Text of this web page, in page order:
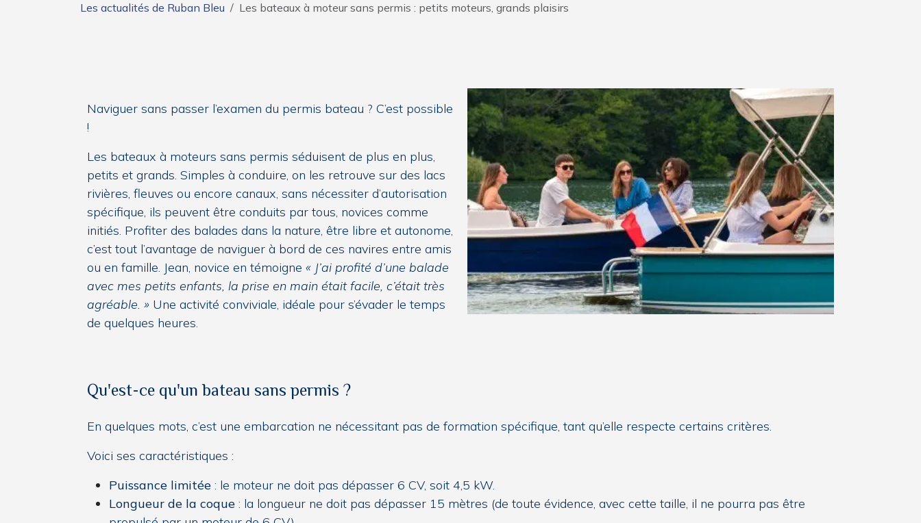
Les actualités de Ruban Bleu Les bateaux à moteur sans permis : petits moteurs, grands plaisirs
Naviguer sans passer l’examen du permis bateau ? C’est possible
!
Les bateaux à moteurs sans permis séduisent de plus en plus,
petits et grands. Simples à conduire, on les retrouve sur des lacs
rivières, fleuves ou encore canaux, sans nécessiter d’autorisation
spécifique, ils peuvent être conduits par tous, novices comme
initiés. Profiter des balades dans la nature, être libre et autonome,
c’est tout l’avantage de naviguer à bord de ces navires entre amis
ou en famille. Jean, novice en témoigne « J’ai profité d’une balade
avec mes petits enfants, la prise en main était facile, c’était très
agréable. » Une activité conviviale, idéale pour s’évader le temps
de quelques heures.
Qu'est-ce qu'un bateau sans permis ?
En quelques mots, c’est une embarcation ne nécessitant pas de formation spécifique, tant qu’elle respecte certains critères.
Voici ses caractéristiques :
Puissance limitée : le moteur ne doit pas dépasser 6 CV, soit 4,5 kW.
Longueur de la coque : la longueur ne doit pas dépasser 15 mètres (de toute évidence, avec cette taille, il ne pourra pas être